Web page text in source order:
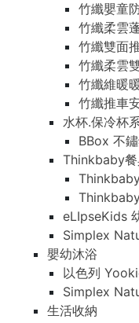
竹纖嬰童
竹纖柔雲
竹纖雙面
竹纖柔雲
竹纖維暖
竹纖推車
水杯.保冷杯
BBox 不
Thinkbaby餐
eLIpseKids
Simplex
嬰幼沐浴
以色列
Simplex
生活收納